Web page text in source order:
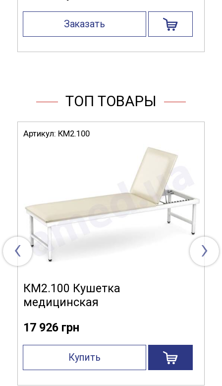
Заказать
ТОП ТОВАРЫ
‹
Артикул: КМ2.100
КМ2.100 Кушетка
медицинская
17 926 грн
Купить
›